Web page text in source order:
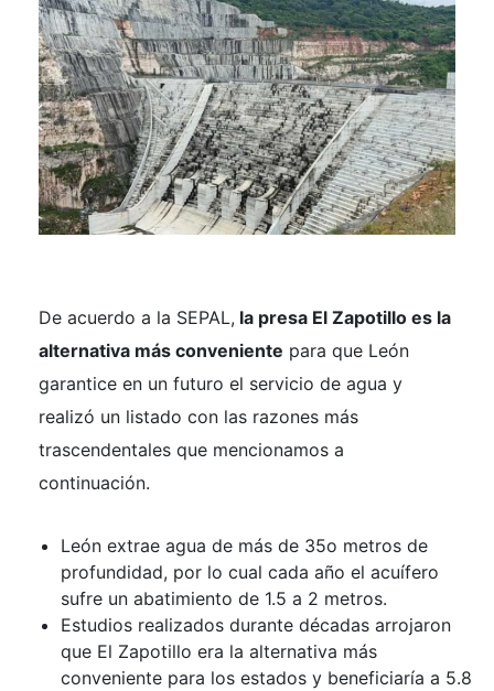
De acuerdo a la SEPAL, la presa El Zapotillo es la
alternativa más conveniente para que León
garantice en un futuro el servicio de agua y
realizó un listado con las razones más
trascendentales que mencionamos a
continuación.
León extrae agua de más de 35o metros de
profundidad, por lo cual cada año el acuífero
sufre un abatimiento de 1.5 a 2 metros.
Estudios realizados durante décadas arrojaron
que El Zapotillo era la alternativa más
conveniente para los estados y beneficiaría a 5.8